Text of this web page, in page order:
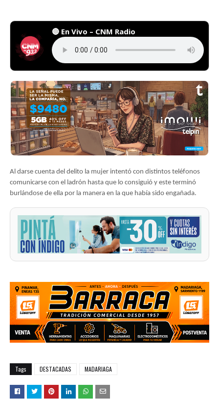
🔴 En Vivo – CNM Radio
Al darse cuenta del delito la mujer intentó con distintos teléfonos
comunicarse con el ladrón hasta que lo consiguió y este terminó
burlándose de ella por la manera en la que había sido engañada.
Tags DESTACADAS MADARIAGA